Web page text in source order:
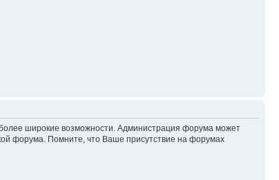
широкие возможности. Администрация форума может
форума. Помните, что Ваше присутствие на форумах